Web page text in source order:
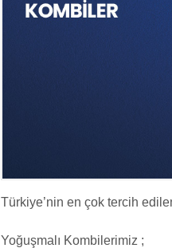
Türkiye’nin en çok tercih
Yoğuşmalı Kombilerimiz ;